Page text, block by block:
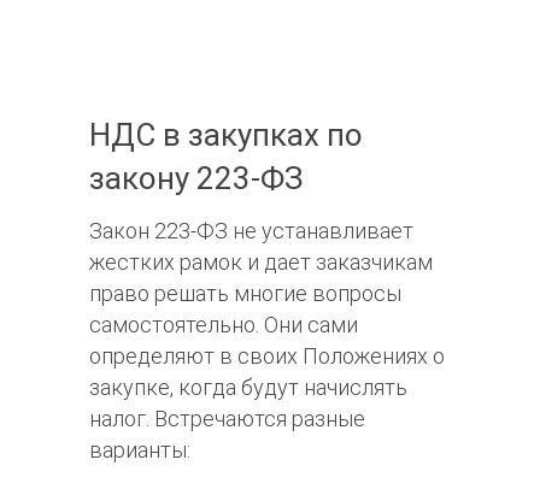
НДС в закупках по
закону 223-ФЗ
Закон 223-ФЗ не устанавливает
жестких рамок и дает заказчикам
право решать многие вопросы
самостоятельно. Они сами
определяют в своих Положениях о
закупке, когда будут начислять
налог. Встречаются разные
варианты: